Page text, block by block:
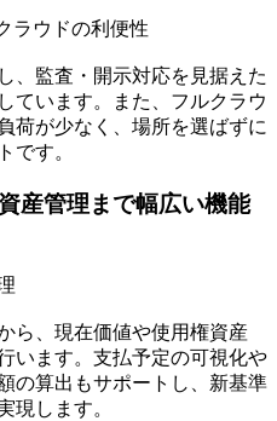
ラウドの利便性
、監査・開示対応を見据えた
ています。また、フルクラウ
荷が少なく、場所を選ばずに
です。
産管理まで幅広い機能
ら、現在価値や使用権資産
います。支払予定の可視化や
の算出もサポートし、新基準
現します。